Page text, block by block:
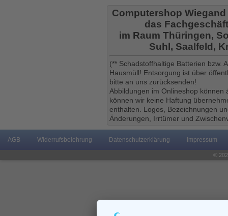
Computershop
das
im Raum Thüringen,
Suhl, Saalfeld,
(** Schadstoffhaltige Batterien bzw.
Hausmüll! Entsorgung ist über
bitte an uns zurücksenden!
Abbildungen im Onlineshop
können wir keine Haftung
enthalten. Logos, Bezeichnungen
Änderungen, Irrtümer und
AGB Widerrufsbelehrung Datenschutzerklärung Impressum
©